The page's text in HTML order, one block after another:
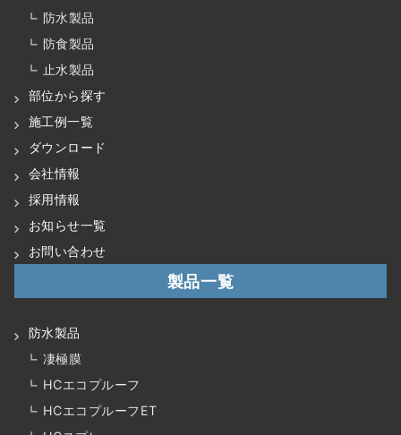
防水製品
防食製品
止水製品
部位から探す
施工例一覧
ダウンロード
会社情報
採用情報
お知らせ一覧
お問い合わせ
製品一覧
防水製品
凄極膜
HCエコプルーフ
HCエコプルーフET